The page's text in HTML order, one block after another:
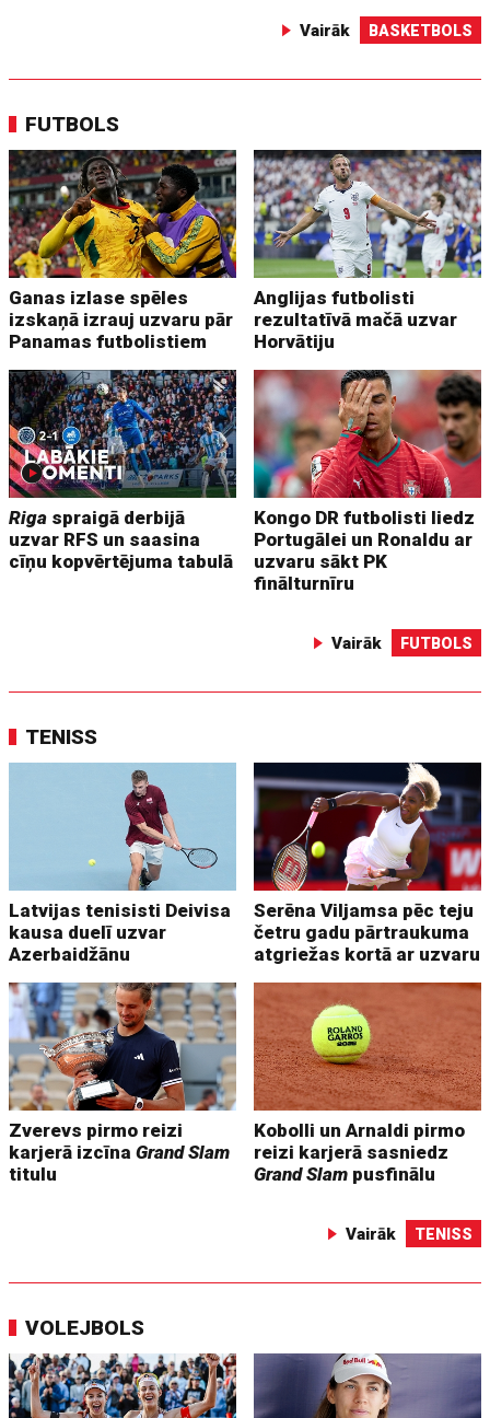
Vairāk BASKETBOLS
FUTBOLS
Ganas izlase spēles
izskaņā izrauj uzvaru pār
Panamas futbolistiem
Anglijas futbolisti
rezultatīvā mačā uzvar
Horvātiju
Riga spraigā derbijā
uzvar RFS un saasina
cīņu kopvērtējuma tabulā
Kongo DR futbolisti liedz
Portugālei un Ronaldu ar
uzvaru sākt PK
finālturnīru
Vairāk FUTBOLS
TENISS
Latvijas tenisisti Deivisa
kausa duelī uzvar
Azerbaidžānu
Serēna Viljamsa pēc teju
četru gadu pārtraukuma
atgriežas kortā ar uzvaru
Zverevs pirmo reizi
karjerā izcīnaGrand Slam
titulu
Kobolli un Arnaldi pirmo
reizi karjerā sasniedz
Grand Slam pusfinālu
Vairāk TENISS
VOLEJBOLS